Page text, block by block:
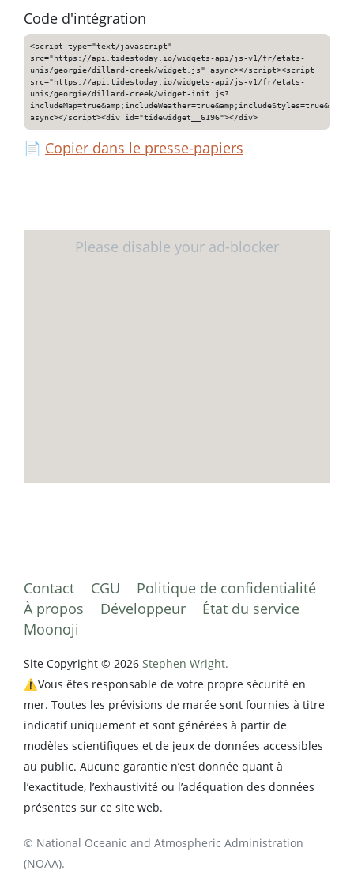
Code d'intégration
<script type="text/javascript"
src="https://api.tidestoday.io/widgets-api/js-v1/fr/etats-
unis/georgie/dillard-creek/widget.js" async></script><script
src="https://api.tidestoday.io/widgets-api/js-v1/fr/etats-
unis/georgie/dillard-creek/widget-init.js?
async></script><div id="tidewidget__6196"></div>
📄 Copier dans le presse-papiers
Contact CGU
Politique de confidentialité
À propos
Développeur
État du service
Moonoji
Site Copyright © 2026 Stephen Wright.
⚠️Vous êtes responsable de votre propre sécurité en
mer. Toutes les prévisions de marée sont fournies à titre
indicatif uniquement et sont générées à partir de
modèles scientifiques et de jeux de données accessibles
au public. Aucune garantie n’est donnée quant à
l’exactitude, l’exhaustivité ou l’adéquation des données
présentes sur ce site web.
© National Oceanic and Atmospheric Administration
(NOAA).